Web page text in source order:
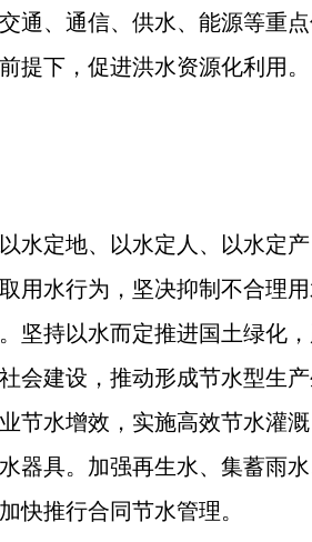
通、通信、供水、能源等重
提下，促进洪水资源化利用。
水定地、以水定人、以水定
用水行为，坚决抑制不合理
持以水而定推进国土绿化
会建设，推动形成节水型生
节水增效，实施高效节水灌
器具。加强再生水、集蓄雨
快推行合同节水管理。